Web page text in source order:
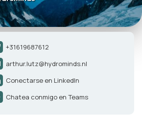
+31619687612
arthur.lutz@hydrominds.nl
Conectarse en LinkedIn
Chatea conmigo en Teams